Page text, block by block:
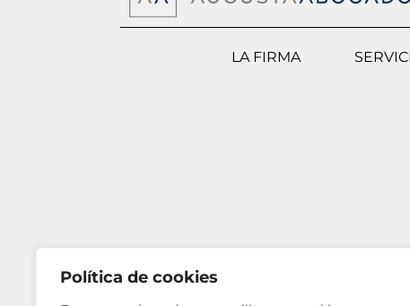
Política de cookies
LA FIRMA